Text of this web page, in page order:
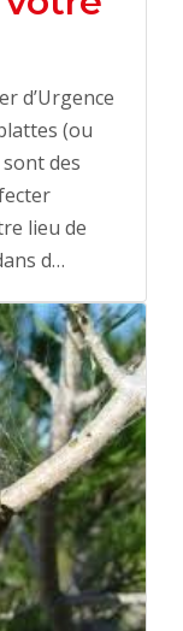
d’Urgence
(ou
des
lieu de
d…